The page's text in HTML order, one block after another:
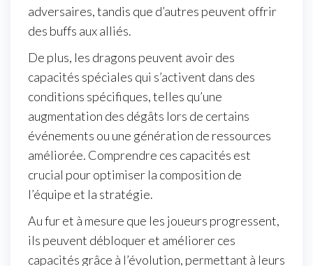
adversaires, tandis que d’autres peuvent offrir
des buffs aux alliés.
De plus, les dragons peuvent avoir des
capacités spéciales qui s’activent dans des
conditions spécifiques, telles qu’une
augmentation des dégâts lors de certains
événements ou une génération de ressources
améliorée. Comprendre ces capacités est
crucial pour optimiser la composition de
l’équipe et la stratégie.
Au fur et à mesure que les joueurs progressent,
ils peuvent débloquer et améliorer ces
capacités grâce à l’évolution, permettant à leurs